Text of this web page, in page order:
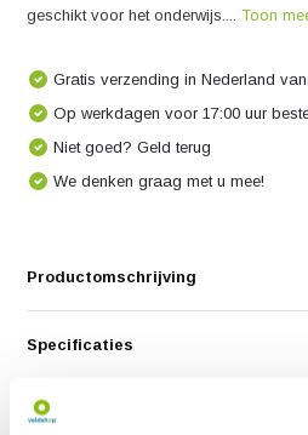
geschikt voor het onderwijs....Toon
Gratis verzending in Nederland
Op werkdagen voor 17:00 uur
Niet goed? Geld terug
We denken graag met u mee!
Productomschrijving
Specificaties
Reviews